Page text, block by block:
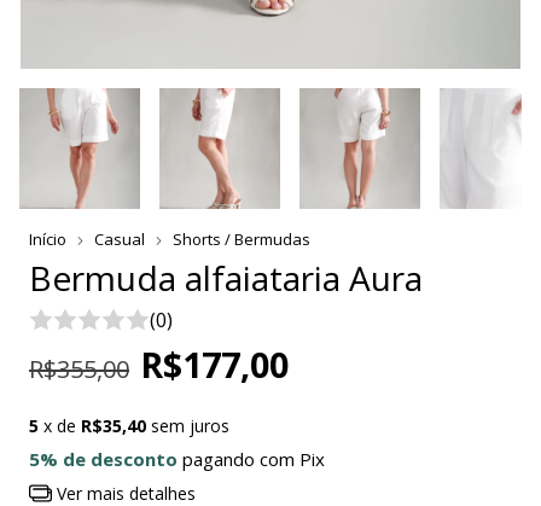
Início Casual Shorts / Bermudas
Bermuda alfaiataria Aura
(0)
R$355,00 R$177,00
5 x de R$35,40 sem juros
5% de desconto pagando com Pix
Ver mais detalhes